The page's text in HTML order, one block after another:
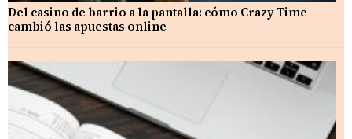
Del casino de barrio a la pantalla: cómo Crazy Time
cambió las apuestas online